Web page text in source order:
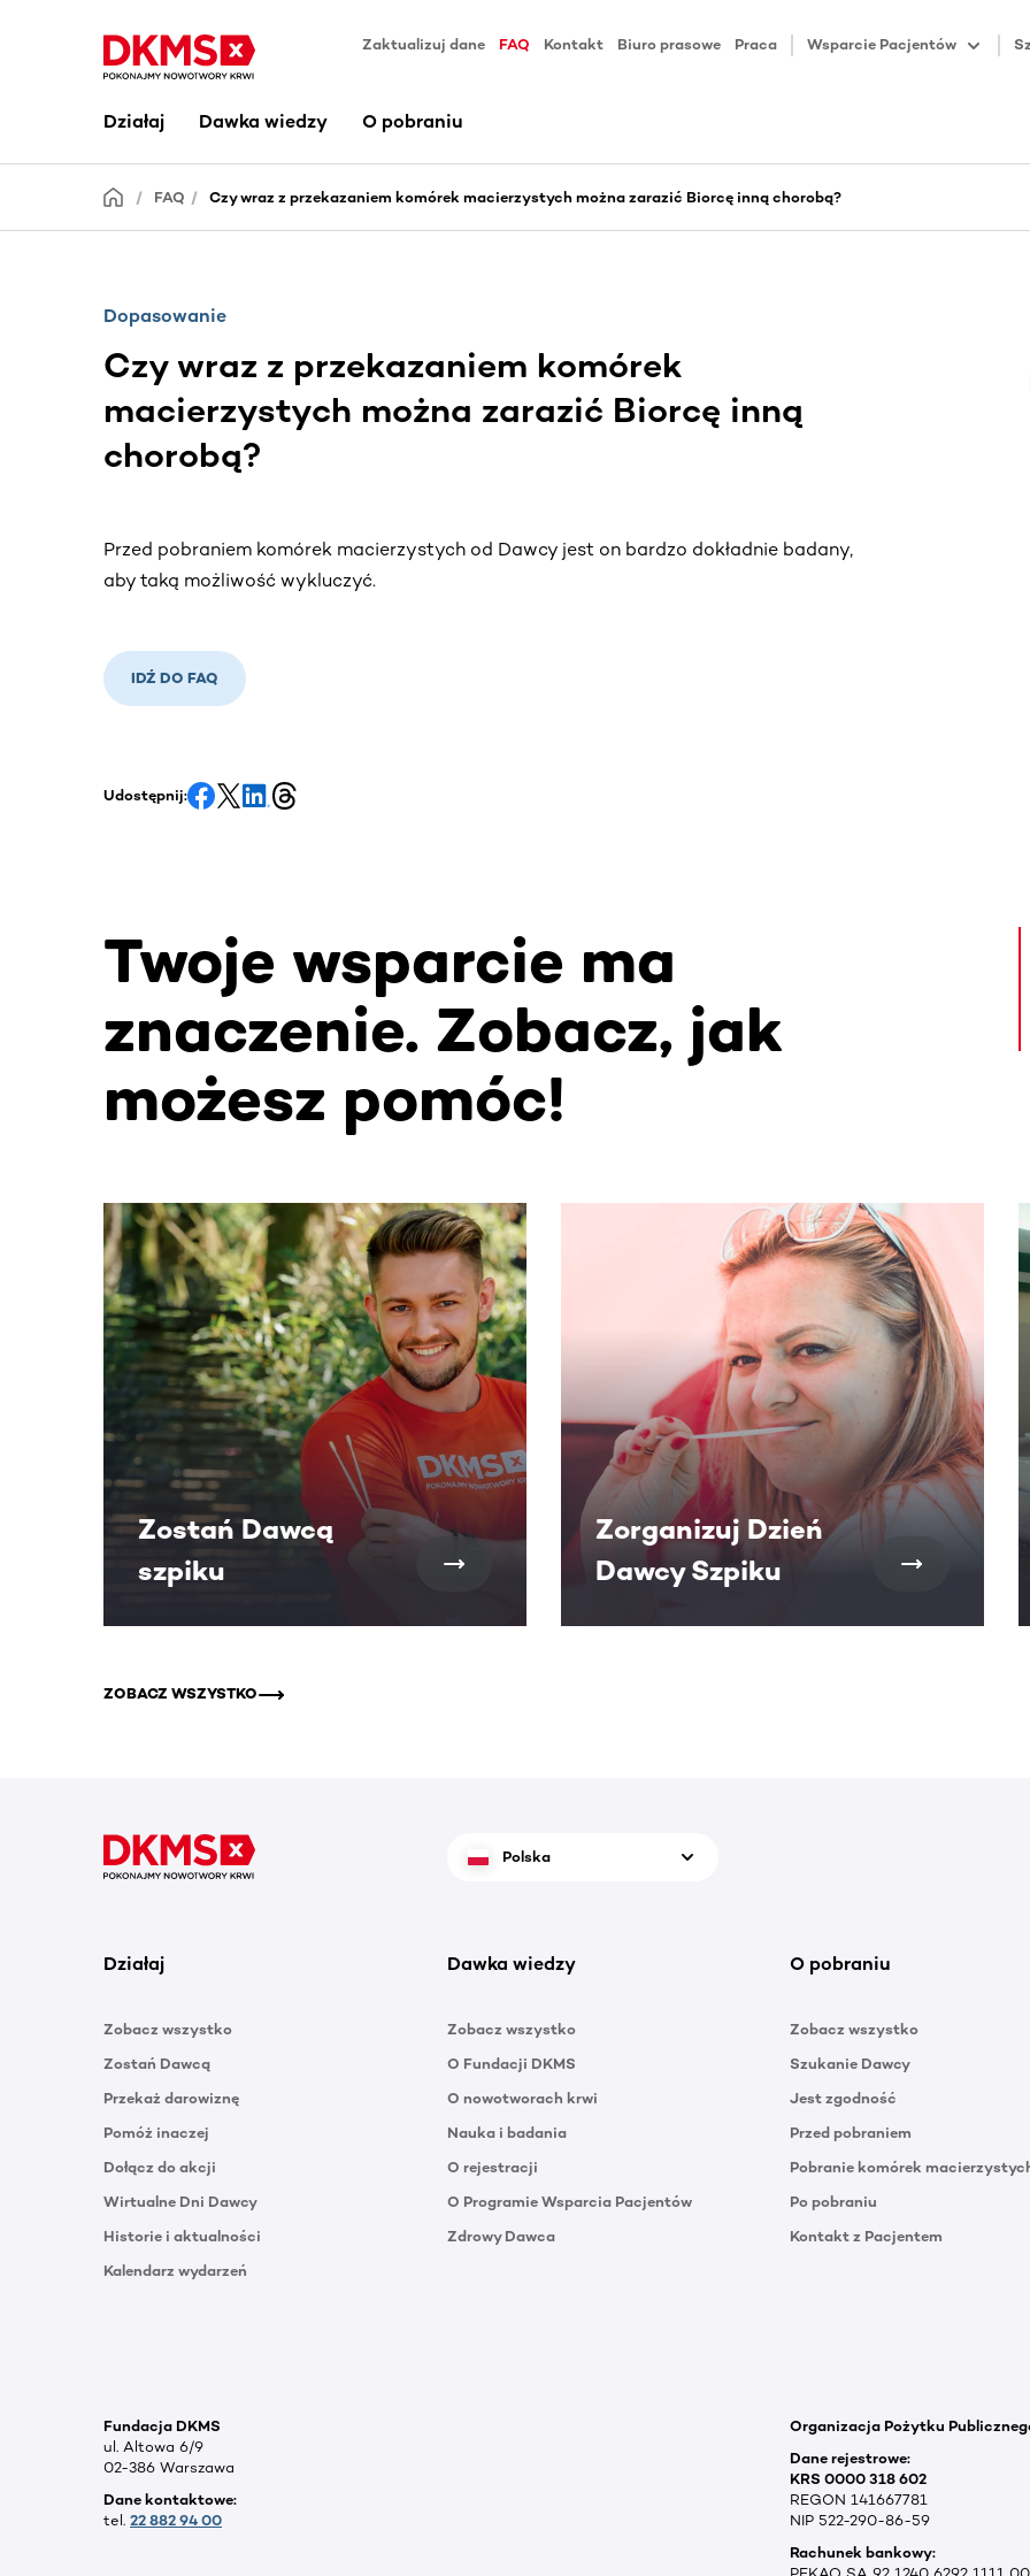
Zaktualizuj dane FAQ Kontakt Biuro prasowe Praca Wsparcie Pacjentów
Działaj Dawka wiedzy O pobraniu
FAQ Czy wraz z przekazaniem komórek macierzystych można zarazić Biorcę inną chorobą?
Dopasowanie
Czy wraz z przekazaniem komórek
macierzystych można zarazić Biorcę inną
chorobą?
Przed pobraniem komórek macierzystych od Dawcy jest on bardzo dokładnie badany,
aby taką możliwość wykluczyć.
IDŹ DO FAQ
Udostępnij:
Twoje wsparcie ma
znaczenie. Zobacz, jak
możesz pomóc!
Ta sekcja zawiera treści przewijane w poziomie. Użyj klawisza Tab lub przesuń palcem, aby zobaczyć więcej.
Zostań Dawcą
szpiku
Zorganizuj Dzień
Dawcy Szpiku
ZOBACZ WSZYSTKO
Polska
Działaj
Zobacz wszystko
Zostań Dawcą
Przekaż darowiznę
Pomóż inaczej
Dołącz do akcji
Wirtualne Dni Dawcy
Historie i aktualności
Kalendarz wydarzeń
Dawka wiedzy
Zobacz wszystko
O Fundacji DKMS
O nowotworach krwi
Nauka i badania
O rejestracji
O Programie Wsparcia Pacjentów
Zdrowy Dawca
O pobraniu
Zobacz wszystko
Szukanie Dawcy
Jest zgodność
Przed pobraniem
Pobranie komórek
Po pobraniu
Kontakt z Pacjentem
Fundacja DKMS
ul. Altowa 6/9
02-386 Warszawa
Dane kontaktowe:
tel. 22 882 94 00
Organizacja Pożytku
Dane rejestrowe:
KRS 0000 318 602
REGON 141667781
NIP 522-290-86-59
Rachunek bankowy: